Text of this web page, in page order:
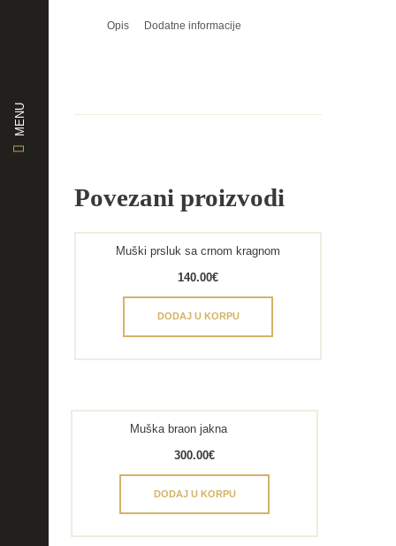
MENU
Opis Dodatne informacije
Povezani proizvodi
Muški prsluk sa crnom kragnom
140.00€
DODAJ U KORPU
Muška braon jakna
300.00€
DODAJ U KORPU